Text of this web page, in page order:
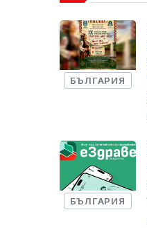
БЪЛГАРИЯ
БЪЛГАРИЯ